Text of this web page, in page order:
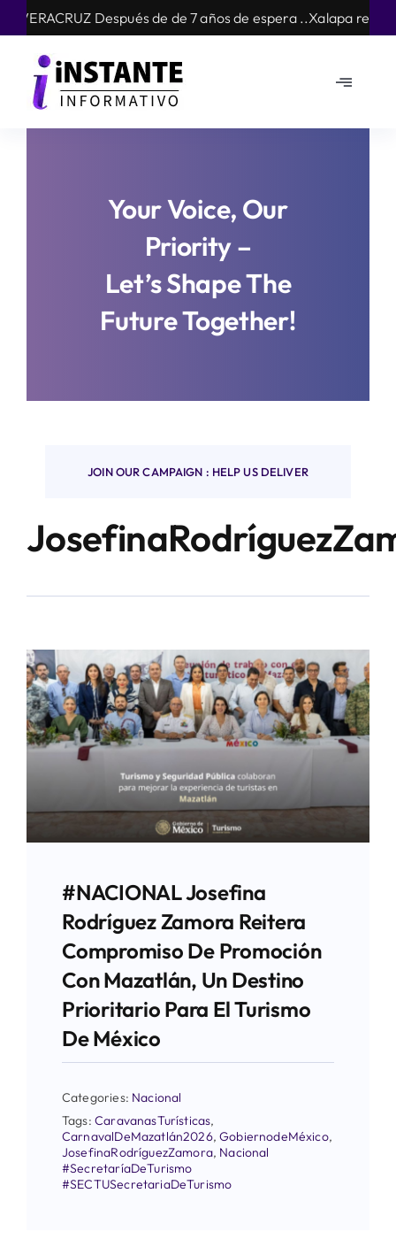
Skip
to
content
de de 7 años de espera ..Xalapa recibe con los
Toggle
Mundo
Your Voice, Our
Priority –
Let’s Shape The
Future Together!
JOIN OUR CAMPAIGN : HELP US DELIVER
#NACIONAL Josefina
Rodríguez Zamora Reitera
Compromiso De Promoción
Con Mazatlán, Un Destino
Prioritario Para El Turismo
De México
Categories: Nacional
Tags:CaravanasTurísticas,
CarnavalDeMazatlán2026,GobiernodeMéxico,
JosefinaRodríguezZamora, Nacional
#SecretaríaDeTurismo
#SECTUSecretariaDeTurismo